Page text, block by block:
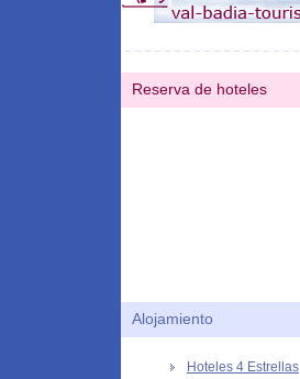
Reserva de hoteles
Alojamiento
Hoteles 4 Estrellas